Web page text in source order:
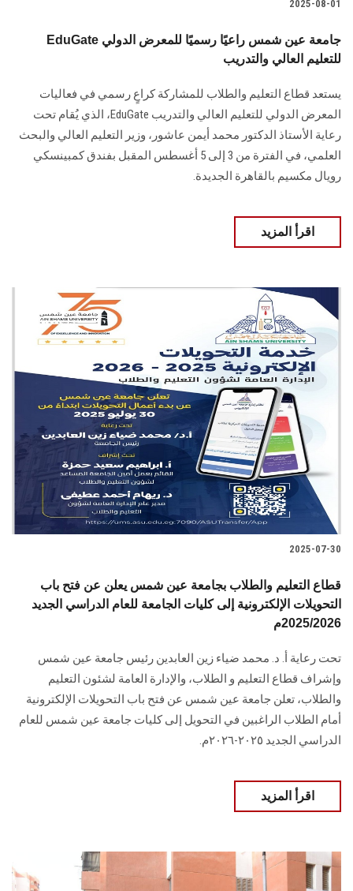
2025-08-01
EduGate جامعة عين شمس راعيًا رسميًا للمعرض الدولي
للتعليم العالي والتدريب
يستعد قطاع التعليم والطلاب للمشاركة كراعٍ رسمي في فعاليات
المعرض الدولي للتعليم العالي والتدريب EduGate، الذي يُقام تحت
رعاية الأستاذ الدكتور محمد أيمن عاشور، وزير التعليم العالي والبحث
العلمي، في الفترة من 3 إلى 5 أغسطس المقبل بفندق كمبينسكي
رويال مكسيم بالقاهرة الجديدة.
اقرأ المزيد
2025-07-30
قطاع التعليم والطلاب بجامعة عين شمس يعلن عن فتح باب
التحويلات الإلكترونية إلى كليات الجامعة للعام الدراسي الجديد
2025/2026م
تحت رعاية أ. د. محمد ضياء زين العابدين رئيس جامعة عين شمس
وإشراف قطاع التعليم و الطلاب، والإدارة العامة لشئون التعليم
والطلاب، تعلن جامعة عين شمس عن فتح باب التحويلات الإلكترونية
أمام الطلاب الراغبين في التحويل إلى كليات جامعة عين شمس للعام
الدراسي الجديد ٢٠٢٥-٢٠٢٦م.
اقرأ المزيد